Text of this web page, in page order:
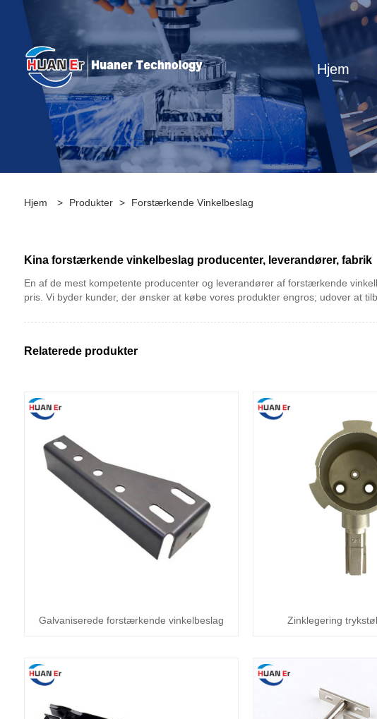
Hjem
Hjem > Produkter > Forstærkende Vinkelbeslag
Kina forstærkende vinkelbeslag producenter, leverandører, fabrik
En af de mest kompetente producenter og leverandører af forstærkende
pris. Vi byder kunder, der ønsker at købe vores produkter engros; udover at
Relaterede produkter
Galvaniserede forstærkende vinkelbeslag Zinklegering